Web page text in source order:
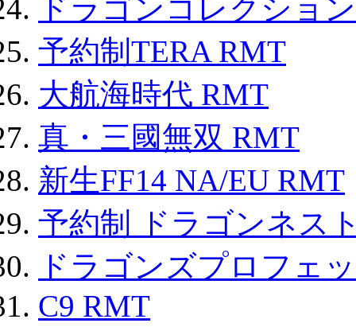
ドラゴンコレクショ
予約制TERA RMT
大航海時代 RMT
真・三國無双 RMT
新生FF14 NA/EU RMT
予約制 ドラゴンネス
ドラゴンズプロフェ
C9 RMT